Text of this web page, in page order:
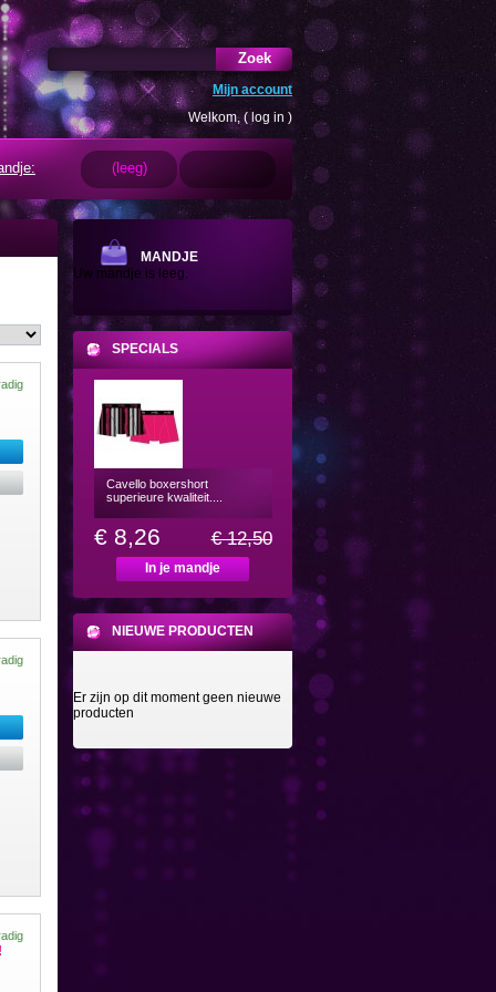
Zoek
Mijn account
Welkom, ( log in )
(leeg)
MANDJE
Uw mandje is leeg.
SPECIALS
Cavello boxershort
superieure kwaliteit....
€ 8,26 € 12,50
In je mandje
NIEUWE PRODUCTEN
Er zijn op dit moment geen nieuwe
producten